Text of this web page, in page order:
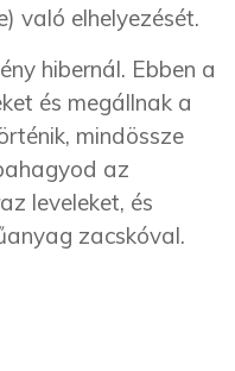
való elhelyezését.
hibernál. Ebben a
és megállnak a
mindössze
az
leveleket, és
zacskóval.